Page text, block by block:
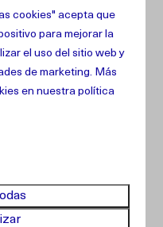
cookies" acepta que
para mejorar la
el uso del sitio web y
de marketing. Más
ennuestra política